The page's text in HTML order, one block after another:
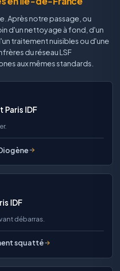
Après notre passage, ou
d'un nettoyage à fond, d'un
traitement nuisibles ou d'une
du réseau LSF
aux mêmes standards.
IDF
IDF
débarras.
squatté